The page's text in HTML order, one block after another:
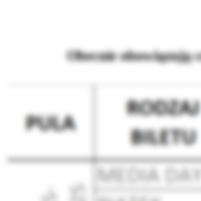
Obecnie obowiązują